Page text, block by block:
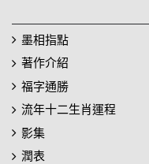
墨相指點
著作介紹
福字通勝
流年十二生肖運程
影集
潤表